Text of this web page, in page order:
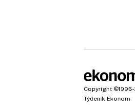
Copyright
Týdeník Ekonom